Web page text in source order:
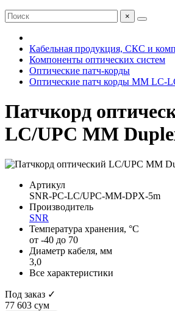
×
Кабельная продукция, СКС и
Компоненты оптических систем
Оптические патч-корды
Оптические патч корды MM LC-
Патчкорд
LC/UPC MM
Артикул
SNR-PC-LC/UPC-MM-DPX-5m
Производитель
SNR
Температура хранения, °C
от -40 до 70
Диаметр кабеля, мм
3,0
Все характеристики
Под заказ ✓
77 603 сум